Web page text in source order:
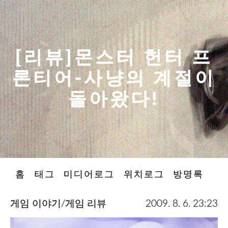
[리뷰]몬스터 헌터 프
론티어-사냥의 계절이
돌아왔다!
홈 태그 미디어로그 위치로그 방명록
게임 이야기/게임 리뷰 2009. 8. 6. 23:23